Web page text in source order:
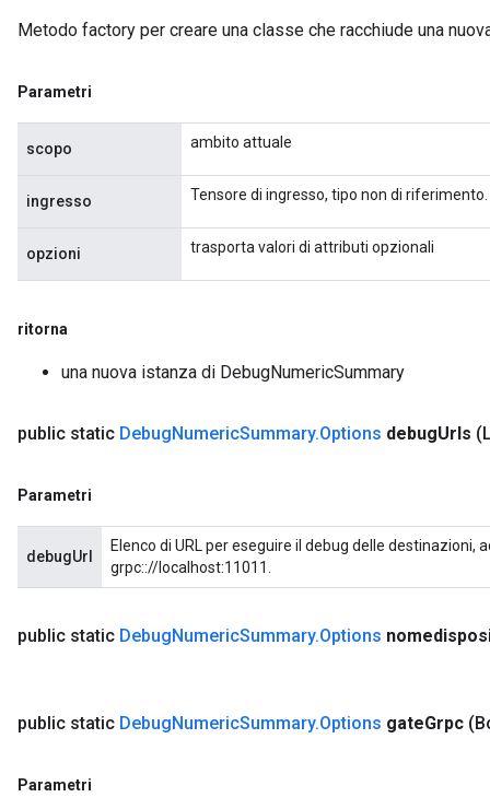
Metodo factory per creare una classe che racchiude una
Parametri
scopo ambito attuale
ingresso Tensore di ingresso, tipo non di riferimento.
opzioni trasporta valori di attributi opzionali
ritorna
una nuova istanza di DebugNumericSummary
public static DebugNumericSummary.Options debugUrls
Parametri
debugUrl
Elenco di URL per eseguire il debug delle
grpc:://localhost:11011.
public static DebugNumericSummary.Options
public static DebugNumericSummary.Options gateGrpc
Parametri